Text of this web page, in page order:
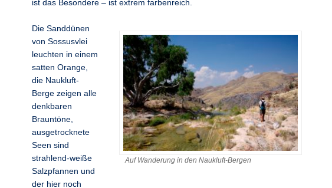
ist das Besondere – ist extrem farbenreich.
Auf Wanderung in den Naukluft-Bergen
Die Sanddünen
von Sossusvlei
leuchten in einem
satten Orange,
die Naukluft-
Berge zeigen alle
denkbaren
Brauntöne,
ausgetrocknete
Seen sind
strahlend-weiße
Salzpfannen und
der hier noch